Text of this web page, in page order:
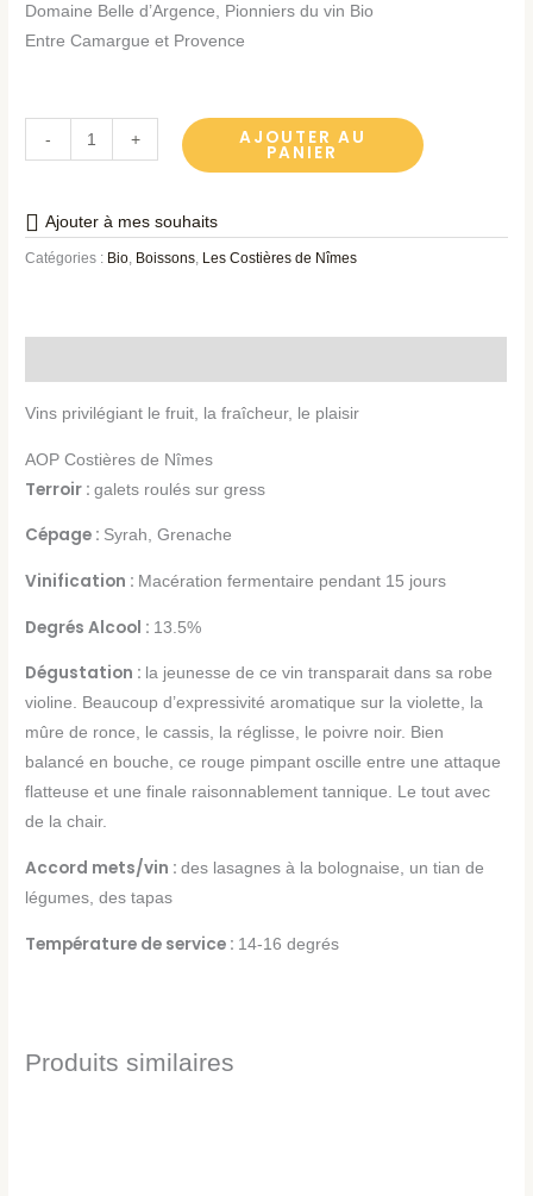
Domaine Belle d’Argence, Pionniers du vin Bio
Entre Camargue et Provence
- + AJOUTER AU
PANIER
Ajouter à mes souhaits
Catégories : Bio, Boissons, Les Costières de Nîmes
Vins privilégiant le fruit, la fraîcheur, le plaisir
AOP Costières de Nîmes
Terroir :galets roulés sur gress
Cépage : Syrah, Grenache
Vinification : Macération fermentaire pendant 15 jours
Degrés Alcool : 13.5%
Dégustation : la jeunesse de ce vin transparait dans sa robe
violine. Beaucoup d’expressivité aromatique sur la violette, la
mûre de ronce, le cassis, la réglisse, le poivre noir. Bien
balancé en bouche, ce rouge pimpant oscille entre une attaque
flatteuse et une finale raisonnablement tannique. Le tout avec
de la chair.
Accord mets/vin :des lasagnes à la bolognaise, un tian de
légumes, des tapas
Température de service : 14-16 degrés
Produits similaires